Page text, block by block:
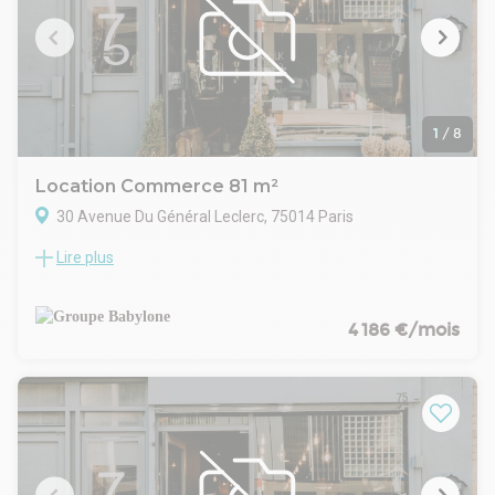
1 / 8
Location Commerce 81 m²
30 Avenue Du Général Leclerc, 75014 Paris
Groupe Babylone vous présente un local commercial d'une
arrondissement de Paris, secteur Alésia / Mairie du 14e.
Ce local offre un fort potentiel d'aménagement et peut
d'illustrer les différentes possibilités d'exploitation des lieux.
Ce bien constitue une opportunité rare pour développer un
projet sur mesure dans un secteur dynamique et recherché.
Lire plus
4 186 €/mois